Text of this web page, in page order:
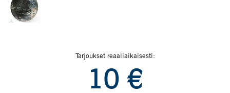
Tarjoukset reaaliaikaisesti:
10 €